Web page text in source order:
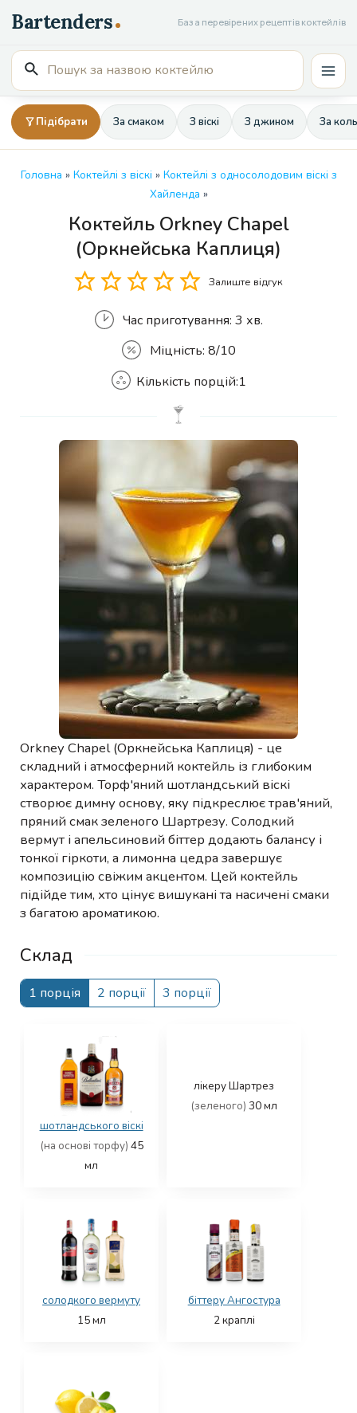
до
вмісту
База перевірених рецептів коктейлів
Пошук
для:
Підібрати За смаком З віскі З джином За
Головна » Коктейлі з віскі » Коктейлі з односолодовим віскі з
Хайленда »
Коктейль Orkney Chapel
(Оркнейська Каплиця)
Залиште відгук
Час приготування: 3 хв.
Міцність: 8/10
Кількість
Кількість порцій:1
Orkney Chapel (Оркнейська Каплиця) - це
складний і атмосферний коктейль із глибоким
характером. Торф'яний шотландський віскі
створює димну основу, яку підкреслює трав'яний,
пряний смак зеленого Шартрезу. Солодкий
вермут і апельсиновий біттер додають балансу і
тонкої гіркоти, а лимонна цедра завершує
композицію свіжим акцентом. Цей коктейль
підійде тим, хто цінує вишукані та насичені смаки
з багатою ароматикою.
Склад
1 порція 2 порції 3 порції
шотландського віскі
(на основі торфу) 45
мл
лікеру Шартрез
(зеленого) 30мл
солодкого вермуту
15мл
біттеру Ангостура
2краплі